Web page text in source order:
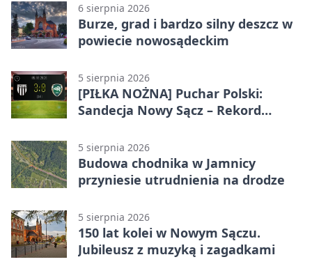
6 sierpnia 2026
Burze, grad i bardzo silny deszcz w
powiecie nowosądeckim
5 sierpnia 2026
[PIŁKA NOŻNA] Puchar Polski:
Sandecja Nowy Sącz – Rekord
5 sierpnia 2026
Budowa chodnika w Jamnicy
przyniesie utrudnienia na drodze
5 sierpnia 2026
150 lat kolei w Nowym Sączu.
Jubileusz z muzyką i zagadkami